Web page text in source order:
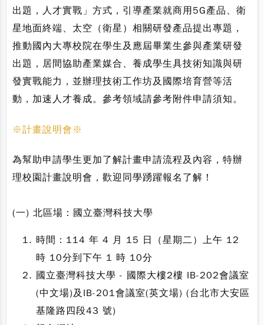
出題，人才實戰」方式，引導產業就商用5G產品、衛
星地面終端、太空（衛星）相關研發產品提出專題，
推動國內大專校院在學生及應屆畢業生參與產業研發
出題，居間協助產業媒合、養成學生具技術知識與研
發實戰能力，並辦理技術工作坊及國際培育營等活
動，加速人才養成。參考領域請參考附件申請須知。
※計畫說明會※
為幫助申請學生更加了解計畫申請流程及內容，特辦
理校園計畫說明會，歡迎同學踴躍報名了解！
(一) 北區場：國立臺灣科技大學
時間：114 年 4 月 15 日（星期二）上午 12
時 10分到下午 1 時 10分
國立臺灣科技大學 - 國際大樓2樓 IB-202會議室
(中文場)及IB-201會議室(英文場) (台北市大安區
基隆路四段43 號)